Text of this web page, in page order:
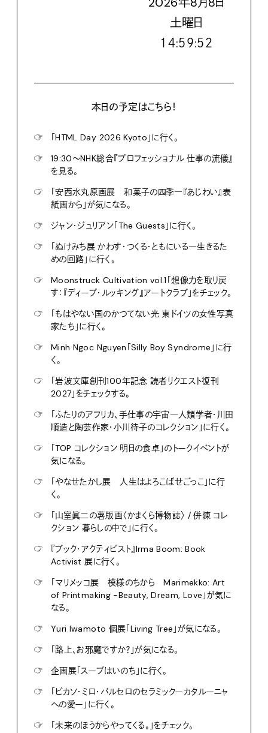
土曜日
１４:５９:５３
本日の予定はこちら！
☞
「HTML Day 2026 Kyoto」に行く。
☞
19:30〜NHK総合『プロフェッショナル 仕事の流儀』
を見る。
☞
「安西水丸原画展 和菓子の四季―『あじわい』表
紙画から」が気になる。
☞
ジャン・ジュリアン「The Guests」に行く。
☞
「ぬけみち展 かわす・つくる・ともにいる―生きるた
めの回路」に行く。
☞
Moonstruck Cultivation vol.1「想像力を取り戻
す：『ディープ・ルッキング』アートクラブ」をチェック。
☞
「もはやない国のかつてない光 東ドイツの女性写真
家たち」に行く。
☞
Minh Ngoc Nguyen「Silly Boy Syndrome」に行
く。
☞
「岩波文庫創刊100年記念 読者リクエスト復刊
2027」をチェックする。
☞
「ふたりのアフリカ、手仕事の宇宙―人類学者・川田
順造と陶芸作家・小川待子のコレクション」に行く。
☞
「TOP コレクション 明日の食卓」のトークイベントが
気になる。
☞
「やなせたかし展 人生はよろこばせごっこ」に行
く。
☞
「山室眞二の薯版画〈かまくら博物誌〉 / 併陳 コレ
クション 暮らしの中で」に行く。
☞
『ブック・アクティビスト』Irma Boom: Book
Activist 展に行く。
☞
「マリメッコ展 模様のちから Marimekko: Art
of Printmaking -Beauty, Dream, Love」が気に
なる。
☞
Yuri Iwamoto 個展「Living Tree」が気になる。
☞
「路上、お邪魔ですか？」が気になる。
☞
企画展「スープはいのち」に行く。
☞
「ピカソ・ミロ・バルセロのセラミックーカタルーニャ
への愛ー」に行く。
☞
「未来のほうからやってくる。」をチェック。